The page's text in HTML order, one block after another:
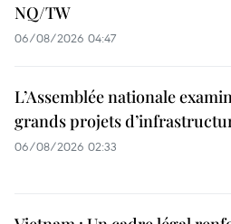
NQ/TW
06/08/2026 04:47
L’Assemblée nationale
grands projets
06/08/2026 02:33